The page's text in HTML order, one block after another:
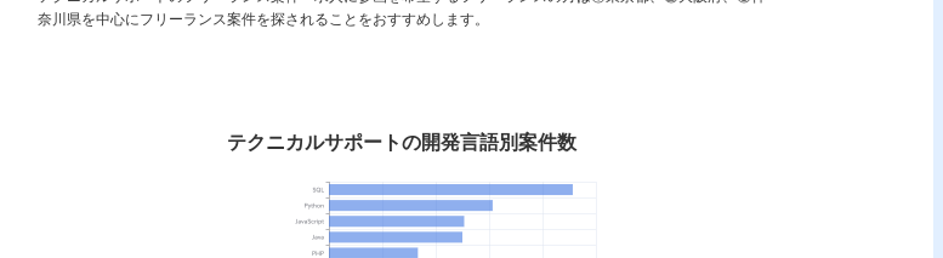
奈川県を中心にフリーランス案件を探されることをおすすめします。
テクニカルサポートの開発言語別案件数